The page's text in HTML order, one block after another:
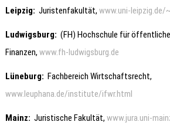
Leipzig:Juristenfakultät,www.uni-leipzig.de/
Ludwigsburg:(FH) Hochschule für
Finanzen,www.fh-ludwigsburg.de
Lüneburg:Fachbereich Wirtschaftsrecht,
www.leuphana.de/institute/ifwr.html
Mainz:Juristische Fakultät,www.jura.uni-